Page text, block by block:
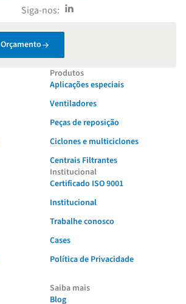
Siga-nos:
Orçamento
Produtos
Aplicações especiais
Ventiladores
Peças de reposição
Ciclones e multiciclones
Centrais Filtrantes
Institucional
Certificado ISO 9001
Institucional
Trabalhe conosco
Cases
Política de Privacidade
Saiba mais
Blog